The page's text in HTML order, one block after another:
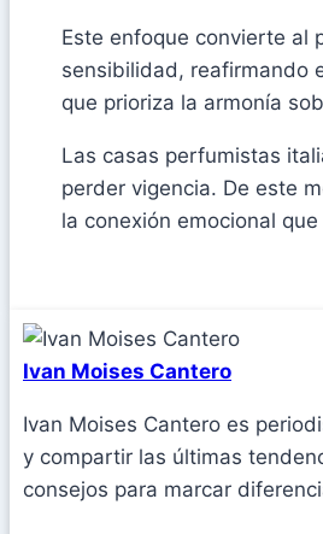
Este enfoque convierte al
sensibilidad, reafirmando
que prioriza la armonía
Las casas perfumistas
perder vigencia. De este
la conexión emocional
Ivan Moises Cantero
Ivan Moises Cantero es
y compartir las últimas
consejos para marcar